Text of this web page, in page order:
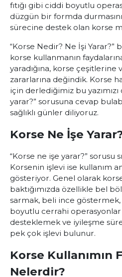
fıtığı gibi ciddi boyutlu
düzgün bir formda
sürecine destek olan korse
“Korse Nedir? Ne İşi Yarar?”
korse kullanmanın
yaradığına, korse çeşitlerine
zararlarına değindik. Korse
için derlediğimiz bu
yarar?” sorusuna cevap
sağlıklı günler diliyoruz.
Korse Ne İşe
“Korse ne işe yarar?” sorusu
Korsenin işlevi ise kullanım
gösteriyor. Genel olarak
baktığımızda özellikle bel
sarmak, beli ince göstermek,
boyutlu cerrahi operasyonlar
desteklemek ve iyileşme
pek çok işlevi bulunur.
Korse Kullanımın
Nelerdir?